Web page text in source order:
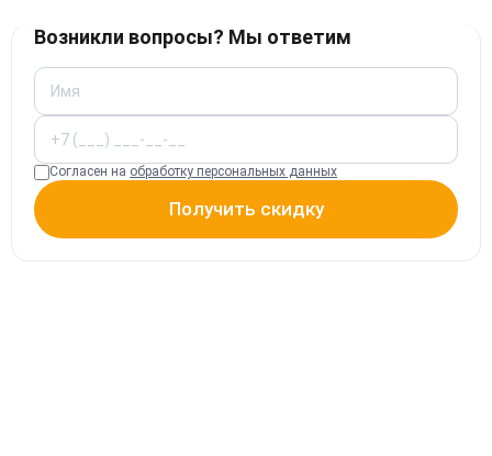
Возникли вопросы? Мы ответим
Согласен на обработку персональных данных
Получить скидку